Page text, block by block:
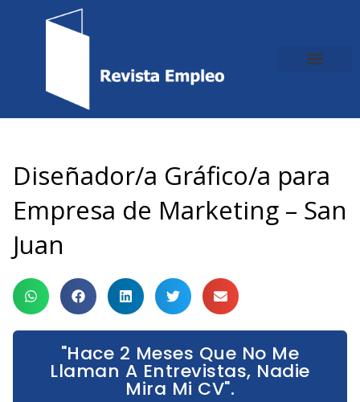
Diseñador/a Gráfico/a para
Empresa de Marketing – San
Juan
"Hace 2 Meses Que No Me
Llaman A Entrevistas, Nadie
Mira Mi CV".